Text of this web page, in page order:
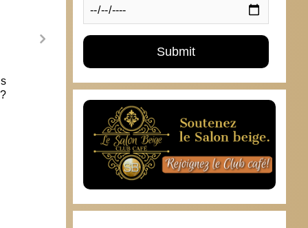
Etre chrétien en Tunisie